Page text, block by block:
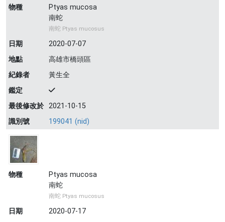
物種
Ptyas mucosa
南蛇
南蛇 Ptyas mucosus
日期
2020-07-07
地點
高雄市橋頭區
紀錄者
黃生全
鑑定
最後修改於 2021-10-15
識別號
199041 (nid)
物種
Ptyas mucosa
南蛇
南蛇 Ptyas mucosus
日期
2020-07-17